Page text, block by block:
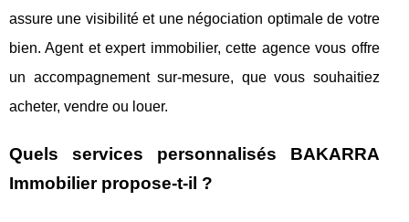
assure une visibilité et une négociation optimale de votre
bien. Agent et expert immobilier, cette agence vous offre
un accompagnement sur-mesure, que vous souhaitiez
acheter, vendre ou louer.
Quels services personnalisés BAKARRA
Immobilier propose-t-il ?